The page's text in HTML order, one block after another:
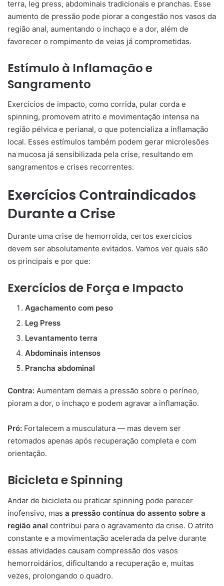
terra, leg press, abdominais tradicionais e pranchas. Esse
aumento de pressão pode piorar a congestão nos vasos da
região anal, aumentando o inchaço e a dor, além de
favorecer o rompimento de veias já comprometidas.
Estímulo à Inflamação e
Sangramento
Exercícios de impacto, como corrida, pular corda e
spinning, promovem atrito e movimentação intensa na
região pélvica e perianal, o que potencializa a inflamação
local. Esses estímulos também podem gerar microlesões
na mucosa já sensibilizada pela crise, resultando em
sangramentos e crises recorrentes.
Exercícios Contraindicados
Durante a Crise
Durante uma crise de hemorroida, certos exercícios
devem ser absolutamente evitados. Vamos ver quais são
os principais e por que:
Exercícios de Força e Impacto
Agachamento com peso
Leg Press
Levantamento terra
Abdominais intensos
Prancha abdominal
Contra: Aumentam demais a pressão sobre o períneo,
pioram a dor, o inchaço e podem agravar a inflamação.
Pró: Fortalecem a musculatura — mas devem ser
retomados apenas após recuperação completa e com
orientação.
Bicicleta e Spinning
Andar de bicicleta ou praticar spinning pode parecer
inofensivo, mas a pressão contínua do assento sobre a
região anal contribui para o agravamento da crise. O atrito
constante e a movimentação acelerada da pelve durante
essas atividades causam compressão dos vasos
hemorroidários, dificultando a recuperação e, muitas
vezes, prolongando o quadro.